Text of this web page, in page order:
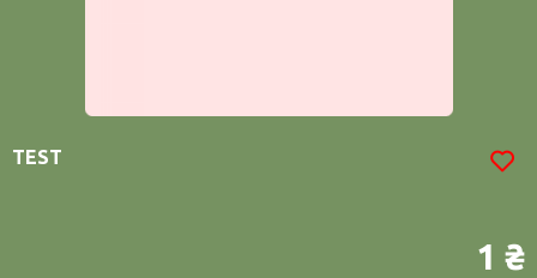
TEST
1 ₴